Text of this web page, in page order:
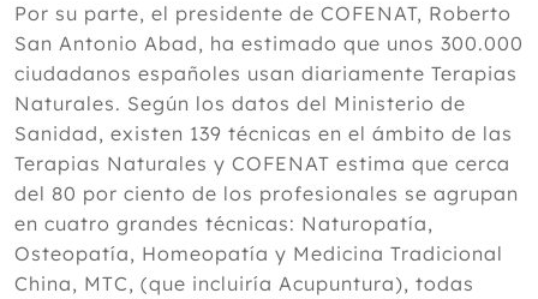
Por su parte, el presidente de COFENAT, Roberto
San Antonio Abad, ha estimado que unos 300.000
ciudadanos españoles usan diariamente Terapias
Naturales. Según los datos del Ministerio de
Sanidad, existen 139 técnicas en el ámbito de las
Terapias Naturales y COFENAT estima que cerca
del 80 por ciento de los profesionales se agrupan
en cuatro grandes técnicas: Naturopatía,
Osteopatía, Homeopatía y Medicina Tradicional
China, MTC, (que incluiría Acupuntura), todas